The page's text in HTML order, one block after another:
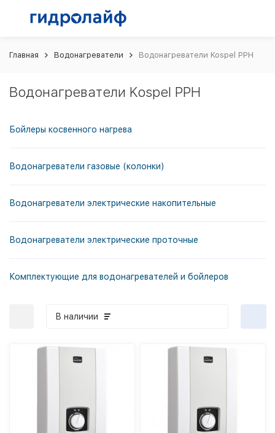
Главная Водонагреватели Водонагреватели Kospel PPH
Водонагреватели Kospel PPH
Бойлеры косвенного нагрева
Водонагреватели газовые (колонки)
Водонагреватели электрические накопительные
Водонагреватели электрические проточные
Комплектующие для водонагревателей и бойлеров
В наличии